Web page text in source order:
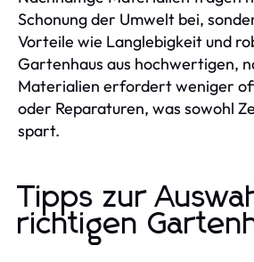
Schonung der Umwelt bei,
Vorteile wie Langlebigkeit und
Gartenhaus aus hochwertigen,
Materialien erfordert weniger
oder Reparaturen, was sowohl
spart.
Tipps zur
richtigen